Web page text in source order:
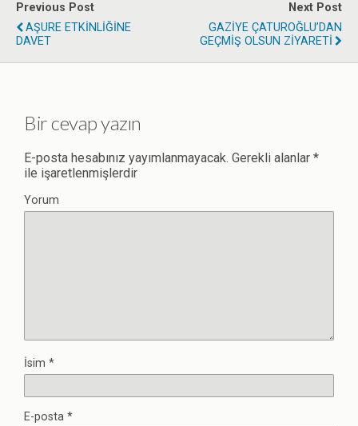
Previous Post
AŞURE ETKİNLİĞİNE
DAVET
Next Post
GAZİYE ÇATUROĞLU’DAN
GEÇMİŞ OLSUN ZİYARETİ
Bir cevap yazın
E-posta hesabınız yayımlanmayacak. Gerekli alanlar *
ile işaretlenmişlerdir
Yorum
İsim *
E-posta *